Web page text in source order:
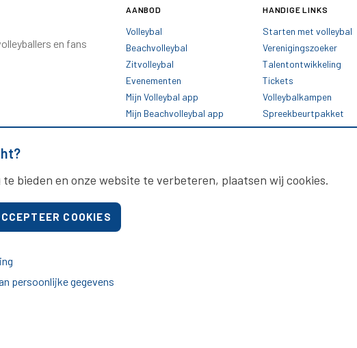
en fans
AANBOD
Volleybal
Beachvolleybal
Zitvolleybal
Evenementen
Mijn Volleybal app
Mijn Beachvolleybal app
HANDIGE LINKS
Starten met volleybal
Verenigingszoeker
Talentontwikkeling
Tickets
Volleybalkampen
Spreekbeurtpakket
Oranje Ambassadeurs
bieden en onze website te verbeteren, plaatsen wij cookies.
COOKIES
persoonlijke gegevens